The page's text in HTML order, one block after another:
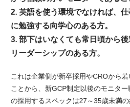
2. 英語を使う環境でなければ、
に勉強する向学心のある方。
3. 部下はいなくても常日頃から後
リーダーシップのある方。
これは企業側が新卒採用やCROから
ことから、新GCP制定以後のモニタ
の採用するスペックは27～35歳未満